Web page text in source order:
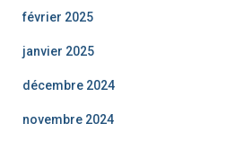
février 2025
janvier 2025
décembre 2024
novembre 2024